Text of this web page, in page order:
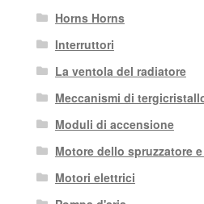
Horns Horns
Interruttori
La ventola del radiatore
Meccanismi di
Moduli di accensione
Motore dello spruzzatore
Motori elettrici